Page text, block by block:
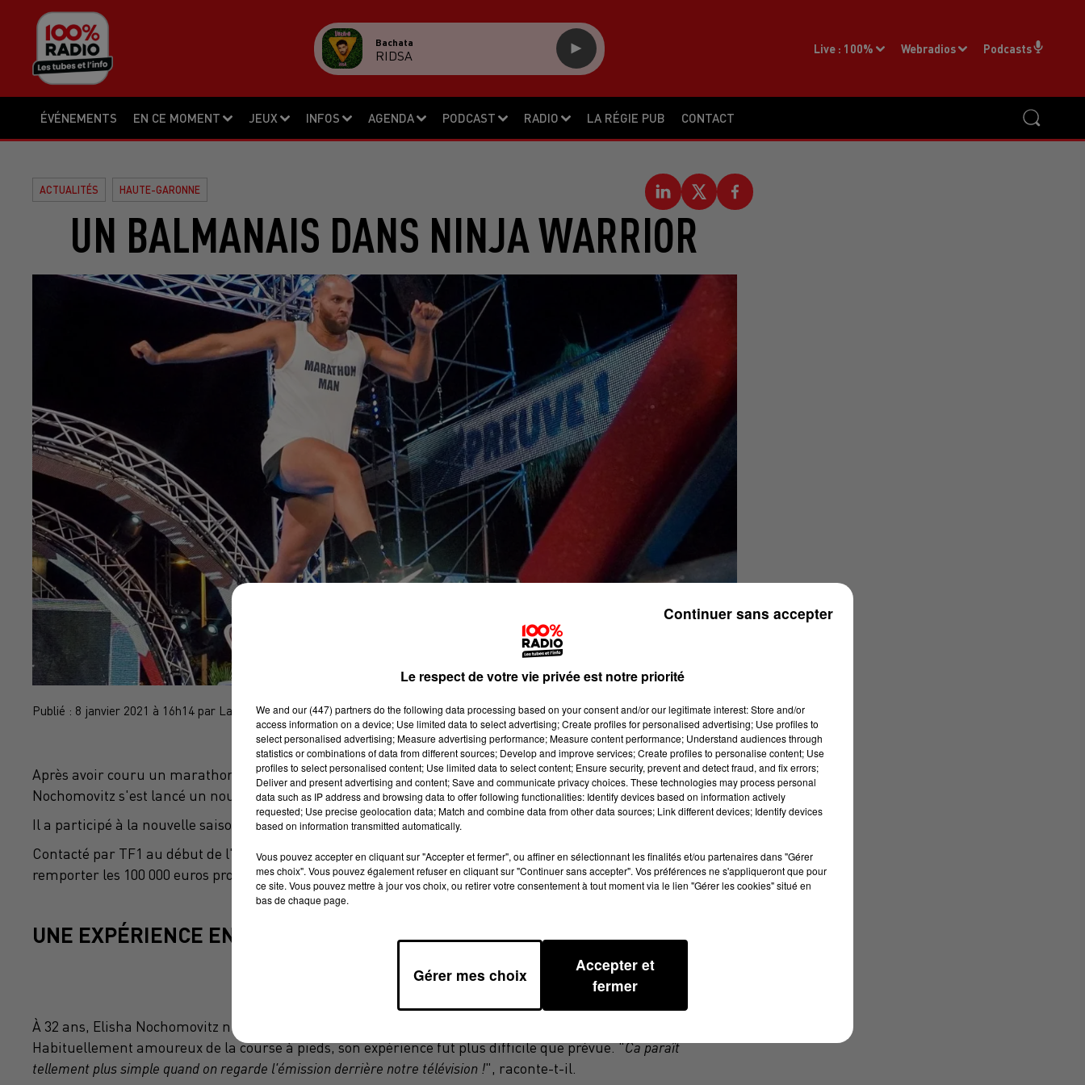
ÉVÉNEMENTS EN CE MOMENT JEUX INFOS AGENDA PODCAST RADIO LA RÉGIE PUB CONTACT
Live : 100% Webradios Podcasts
Bachata
RIDSA
ACTUALITÉS HAUTE-GARONNE
UN BALMANAIS DANS NINJA WARRIOR
Publié : 8 janvier 2021 à 16h14 par La Rédaction
Après avoir couru un marathon de 42 km sur son balcon lors du premier confinement, le Balmanais Elisha
Nochomovitz s'est lancé un nouveau challenge.
Il a participé à la nouvelle saison de Ninja Warrior au mois de septembre dernier.
Contacté par TF1 au début de l'été, le sportif s’est rendu à Cannes pour tenter sa chance et peut-être
remporter les 100 000 euros promis au vainqueur.
UNE EXPÉRIENCE ENRICHISSANTE
À 32 ans, Elisha Nochomovitz n'avait pas du tout l'habitude de pratiquer les sports que réunit Ninja Warrior.
Habituellement amoureux de la course à pieds, son expérience fut plus difficile que prévue. "Ca paraît
tellement plus simple quand on regarde l'émission derrière notre télévision !", raconte-t-il.
Le respect de votre vie privée est notre priorité
We and our (447) partnersdo the following data processing based on your consent and/or our legitimate interest: Store and/or
access information on a device; Use limited data to select advertising; Create profiles for personalised advertising; Use profiles to
select personalised advertising; Measure advertising performance; Measure content performance; Understand audiences through
statistics or combinations of data from different sources; Develop and improve services; Create profiles to personalise content; Use
profiles to select personalised content; Use limited data to select content; Ensure security, prevent and detect fraud, and fix errors;
Deliver and present advertising and content; Save and communicate privacy choices. These technologies may process personal
data such as IP address and browsing data to offer following functionalities: Identify devices based on information actively
requested; Use precise geolocation data; Match and combine data from other data sources; Link different devices; Identify devices
based on information transmitted automatically.
Vous pouvez accepter en cliquant sur "Accepter et fermer", ou affiner en sélectionnant les finalités et/ou partenaires dans "Gérer
mes choix". Vous pouvez également refuser en cliquant sur "Continuer sans accepter". Vos préférences ne s'appliqueront que pour
ce site. Vous pouvez mettre à jour vos choix, ou retirer votre consentement à tout moment via le lien "Gérer les cookies" situé en
bas de chaque page.
Gérer mes choix
Accepter et
fermer
Continuer sans accepter